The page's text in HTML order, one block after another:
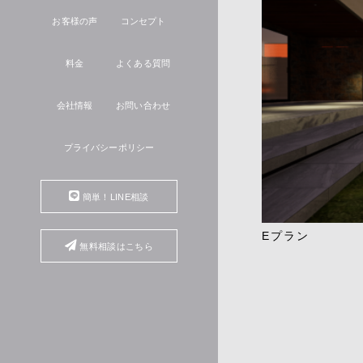
お客様の声 コンセプト
料金 よくある質問
会社情報 お問い合わせ
プライバシーポリシー
簡単！LINE相談
無料相談はこちら
Eプラン